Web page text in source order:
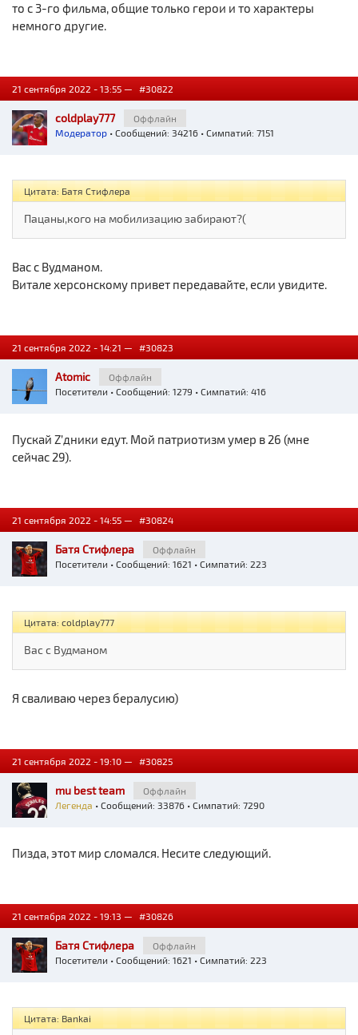
то с 3-го фильма, общие только герои и то характеры
немного другие.
21 сентября 2022 - 13:55 — #30822
coldplay777
Оффлайн
Модератор • Сообщений: 34216 • Симпатий: 7151
Цитата: Батя Стифлера
Пацаны,кого на мобилизацию забирают?(
Вас с Вудманом.
Витале херсонскому привет передавайте, если увидите.
21 сентября 2022 - 14:21 — #30823
Atomic
Оффлайн
Посетители • Сообщений: 1279 • Симпатий: 416
Пускай Z’дники едут. Мой патриотизм умер в 26 (мне
сейчас 29).
21 сентября 2022 - 14:55 — #30824
Батя Стифлера
Оффлайн
Посетители • Сообщений: 1621 • Симпатий: 223
Цитата: coldplay777
Вас с Вудманом
Я сваливаю через бералусию)
21 сентября 2022 - 19:10 — #30825
mu best team
Оффлайн
Легенда • Сообщений: 33876 • Симпатий: 7290
Пизда, этот мир сломался. Несите следующий.
21 сентября 2022 - 19:13 — #30826
Батя Стифлера
Оффлайн
Посетители • Сообщений: 1621 • Симпатий: 223
Цитата: Bankai